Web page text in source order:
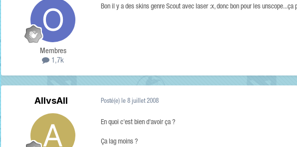
Membres
1,7k
Bon il y a des skins genre Scout avec laser :x, donc bon pour les
AllvsAll Posté(e) le 8 juillet 2008
En quoi c'est bien d'avoir ça ?
Ça lag moins ?